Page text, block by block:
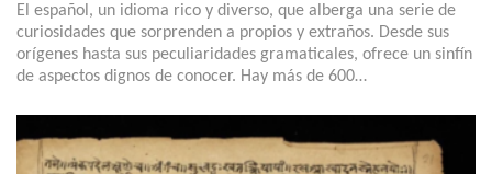
El español, un idioma rico y diverso, que alberga una serie de
curiosidades que sorprenden a propios y extraños. Desde sus
orígenes hasta sus peculiaridades gramaticales, ofrece un sinfín
de aspectos dignos de conocer. Hay más de 600…